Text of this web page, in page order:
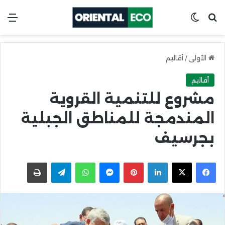
ابحث عنSwitch skin
الأولى / أقاليم
أقاليم
مشروع للتنمية القروية
المندمجة للمناطق الجبلية
بجرسيف
Facebook
X
LinkedIn
Pinterest
Messenger
WhatsApp
Telegramاطبعها